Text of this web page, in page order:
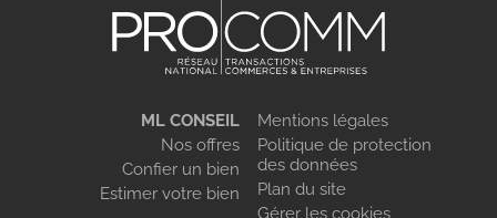
ML CONSEIL
Nos offres
Confier un bien
Estimer votre bien
Mentions légales
Politique de protection
des données
Plan du site
Gérer les cookies